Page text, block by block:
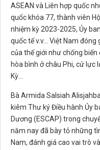
ASEAN và Liên hợp quốc
quốc khóa 77, thành viên
nhiệm kỳ 2023-2025, Ủy
quốc tế v.v… Việt Nam
của thế giới như chống
hòa bình ở châu Phi, cử lực
Kỳ…
Bà Armida Salsiah
kiêm Thư ký Điều hành Ủy
Dương (ESCAP) trong
năm nay đã bày tỏ những
Nam, đánh giá cao vai trò